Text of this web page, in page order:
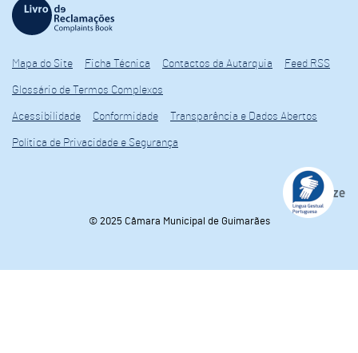
Mapa do Site Ficha Técnica Contactos da Autarquia Feed RSS
Glossário de Termos Complexos
Acessibilidade Conformidade Transparência e Dados Abertos
Política de Privacidade e Segurança
© 2025 Câmara Municipal de Guimarães